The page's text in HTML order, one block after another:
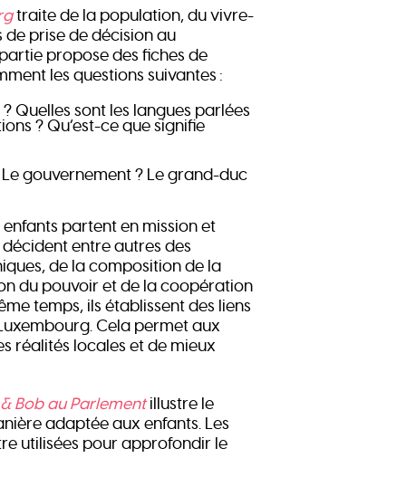
traite de la population, du vivre-
de prise de décision au
propose des fiches de
les questions suivantes :
Quelles sont les langues parlées
? Qu’est-ce que signifie
gouvernement ? Le grand-duc
partent en mission et
entre autres des
de la composition de la
du pouvoir et de la coopération
temps, ils établissent des liens
Cela permet aux
réalités locales et de mieux
Bob au Parlementillustre le
adaptée aux enfants. Les
utilisées pour approfondir le